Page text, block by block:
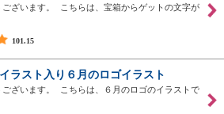
ございます。 こちらは、宝箱からゲットの文字が
101.15
ラスト入り６月のロゴイラスト
ございます。 こちらは、６月のロゴのイラストで